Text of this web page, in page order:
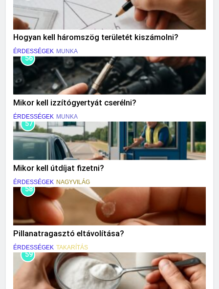
Hogyan kell háromszög területét kiszámolni?
ÉRDESSÉGEK MUNKA
56
Mikor kell izzítógyertyát cserélni?
ÉRDESSÉGEK MUNKA
57
Mikor kell útdíjat fizetni?
ÉRDESSÉGEK NAGYVILÁG
58
Pillanatragasztó eltávolítása?
ÉRDESSÉGEK TAKARÍTÁS
59